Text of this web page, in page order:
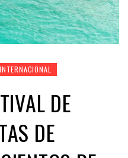
INTERNACIONAL
DE
DE